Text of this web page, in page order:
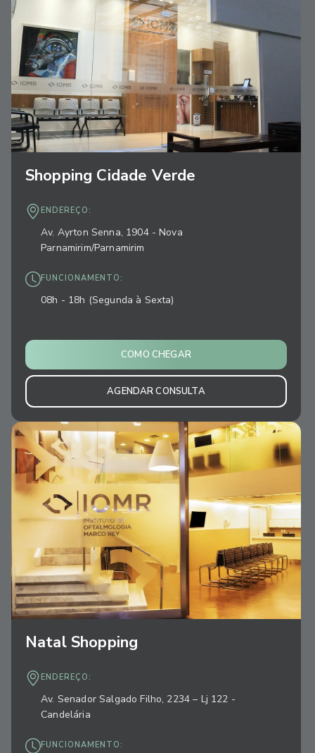
Shopping Cidade Verde
ENDEREÇO:
Av. Ayrton Senna, 1904 - Nova
Parnamirim/Parnamirim
FUNCIONAMENTO:
08h - 18h (Segunda à Sexta)
COMO CHEGAR
AGENDAR CONSULTA
Natal Shopping
ENDEREÇO:
Av. Senador Salgado Filho, 2234 – Lj 122 -
Candelária
FUNCIONAMENTO: